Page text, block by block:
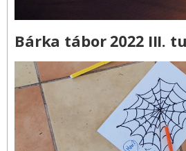
Bárka tábor 2022 III.